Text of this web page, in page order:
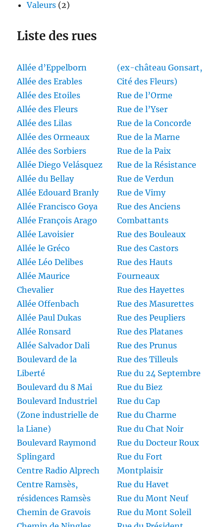
Valeurs (2)
Liste des rues
Allée d’Eppelborn
Allée des Erables
Allée des Etoiles
Allée des Fleurs
Allée des Lilas
Allée des Ormeaux
Allée des Sorbiers
Allée Diego Velásquez
Allée du Bellay
Allée Edouard Branly
Allée Francisco Goya
Allée François Arago
Allée Lavoisier
Allée le Gréco
Allée Léo Delibes
Allée Maurice
Chevalier
Allée Offenbach
Allée Paul Dukas
Allée Ronsard
Allée Salvador Dali
Boulevard de la
Liberté
Boulevard du 8 Mai
Boulevard Industriel
(Zone industrielle de
la Liane)
Boulevard Raymond
Splingard
Centre Radio Alprech
Centre Ramsès,
résidences Ramsès
Chemin de Gravois
(ex-château Gonsart,
Cité des Fleurs)
Rue de l’Orme
Rue de l’Yser
Rue de la Concorde
Rue de la Marne
Rue de la Paix
Rue de la Résistance
Rue de Verdun
Rue de Vimy
Rue des Anciens
Combattants
Rue des Bouleaux
Rue des Castors
Rue des Hauts
Fourneaux
Rue des Hayettes
Rue des Masurettes
Rue des Peupliers
Rue des Platanes
Rue des Prunus
Rue des Tilleuls
Rue du 24 Septembre
Rue du Biez
Rue du Cap
Rue du Charme
Rue du Chat Noir
Rue du Docteur Roux
Rue du Fort
Montplaisir
Rue du Havet
Rue du Mont Neuf
Rue du Mont Soleil